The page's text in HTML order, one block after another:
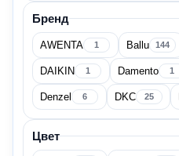
Германия
Италия
Бренд
AWENTA 1 Ballu 144
DAIKIN 1 Damento 1
Denzel 6 DKC 25
Цвет